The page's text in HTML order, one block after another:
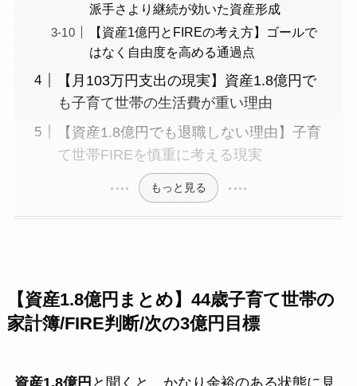
派手さより継続が効いた資産形成
【資産1億円とFIREの考え方】ゴールで
はなく自由度を高める通過点
【月103万円支出の現実】資産1.8億円で
も子育て世帯の生活費が重い理由
【資産1.8億円でも退職しない理由】子育
て世帯FIREを慎重に考える現実
もっと見る
【資産1.8億円まとめ】44歳子育て世帯の
家計簿/FIRE判断/次の3億円目標